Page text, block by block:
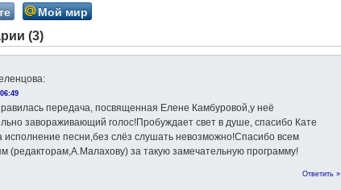
Мой мир
(3)
:
передача, посвященная Елене Камбуровой,у неё
завораживающий голос!Пробуждает свет в душе, спасибо Кате
исполнение песни,без слёз слушать невозможно!Спасибо всем
(редакторам,А.Малахову) за такую замечательную программу!
Ответить »